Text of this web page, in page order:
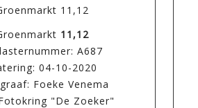
11,12
11,12
A687
04-10-2020
Foeke Venema
"De Zoeker"